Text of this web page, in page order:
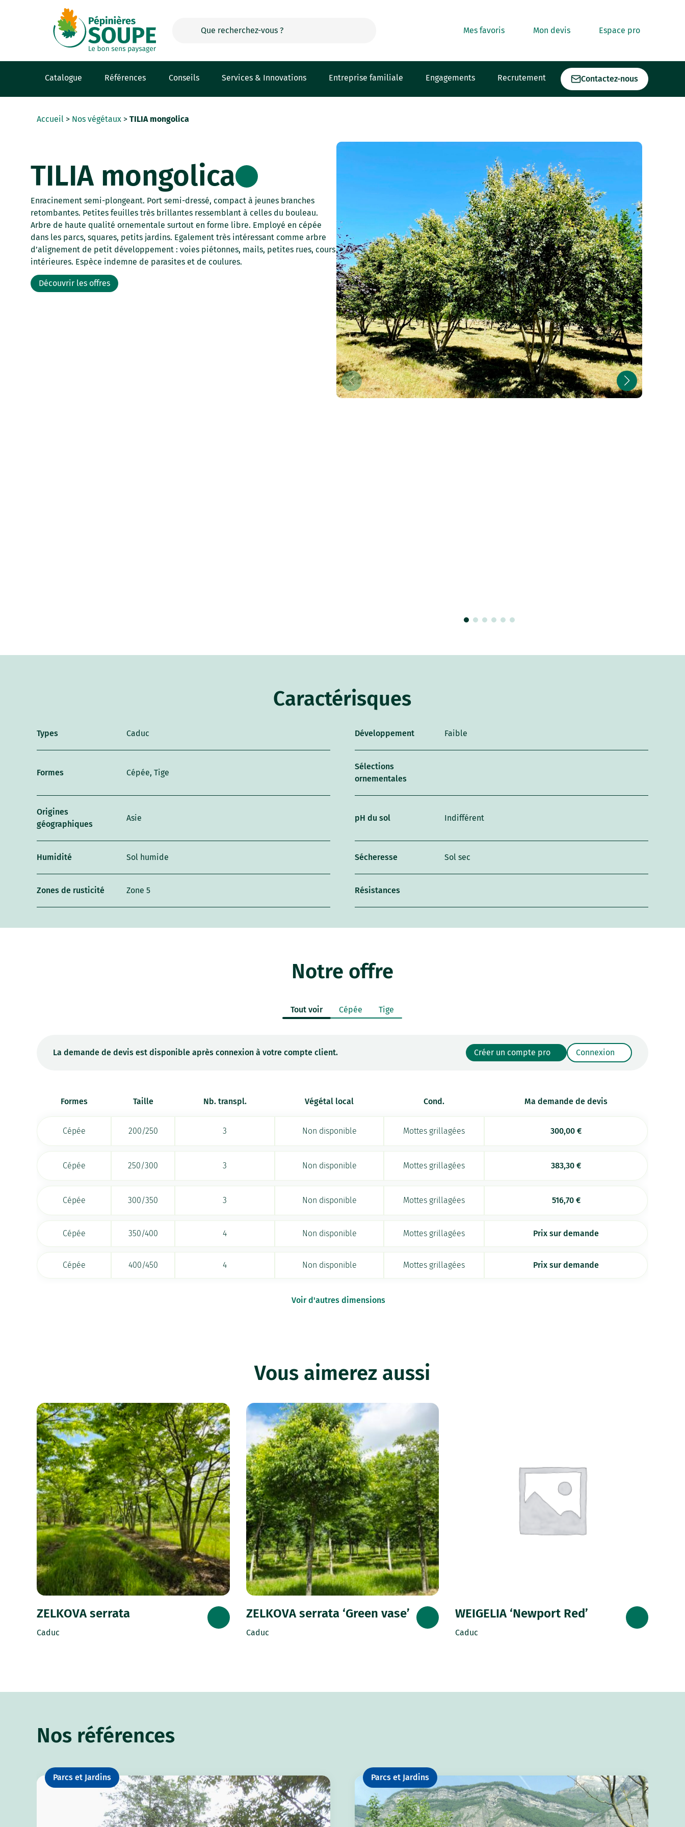
Mes favoris Mon devis Espace pro
Catalogue Références Conseils Services & Innovations Entreprise familiale Engagements Recrutement Contactez-nous
Accueil > Nos végétaux >TILIA mongolica
TILIA mongolica
Enracinement semi-plongeant. Port semi-dressé, compact à jeunes branches
retombantes. Petites feuilles très brillantes ressemblant à celles du bouleau.
Arbre de haute qualité ornementale surtout en forme libre. Employé en cépée
dans les parcs, squares, petits jardins. Egalement très intéressant comme arbre
d’alignement de petit développement : voies piétonnes, mails, petites rues, cours
intérieures. Espèce indemne de parasites et de coulures.
Découvrir les offres
Caractérisques
Types Caduc Développement Faible
Formes Cépée, Tige
Sélections
ornementales
Origines
géographiques
Asie pH du sol Indifférent
Humidité Sol humide Sécheresse Sol sec
Zones de rusticité Zone 5 Résistances
Notre offre
Tout voir Cépée Tige
La demande de devis est disponible après connexion à votre compte client. Créer un compte pro Connexion
Formes Taille Nb. transpl. Végétal local Cond. Ma demande de devis
Cépée 200/250 3 Non disponible Mottes grillagées 300,00€
Cépée 250/300 3 Non disponible Mottes grillagées 383,30€
Cépée 300/350 3 Non disponible Mottes grillagées 516,70 €
Cépée 350/400 4 Non disponible Mottes grillagées Prix sur demande
Cépée 400/450 4 Non disponible Mottes grillagées Prix sur demande
Voir d'autres dimensions
Vous aimerez aussi
ZELKOVA serrata
Caduc
ZELKOVA serrata ‘Green vase’
Caduc
WEIGELIA ‘Newport Red’
Caduc
Nos références
Parcs et Jardins Parcs et Jardins